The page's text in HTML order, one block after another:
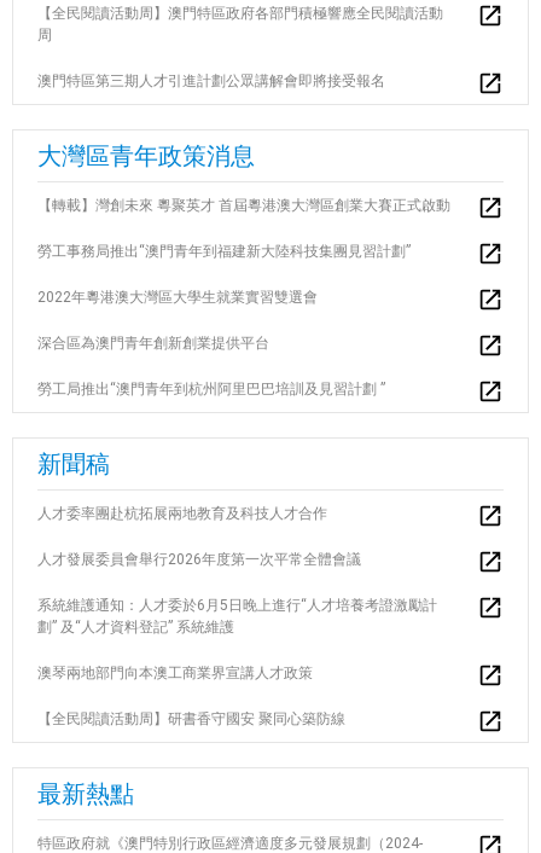
【全民閱讀活動周】澳門特區政府各部門積極響應全民閱讀活動
周
澳門特區第三期人才引進計劃公眾講解會即將接受報名
大灣區青年政策消息
【轉載】灣創未來 粵聚英才 首屆粵港澳大灣區創業大賽正式啟動
勞工事務局推出“澳門青年到福建新大陸科技集團見習計劃”
2022年粵港澳大灣區大學生就業實習雙選會
深合區為澳門青年創新創業提供平台
勞工局推出“澳門青年到杭州阿里巴巴培訓及見習計劃 ”
新聞稿
人才委率團赴杭拓展兩地教育及科技人才合作
人才發展委員會舉行2026年度第一次平常全體會議
系統維護通知：人才委於6月5日晚上進行“人才培養考證激勵計
劃” 及“人才資料登記” 系統維護
澳琴兩地部門向本澳工商業界宣講人才政策
【全民閱讀活動周】研書香守國安 聚同心築防線
最新熱點
特區政府就《澳門特別行政區經濟適度多元發展規劃（2024-